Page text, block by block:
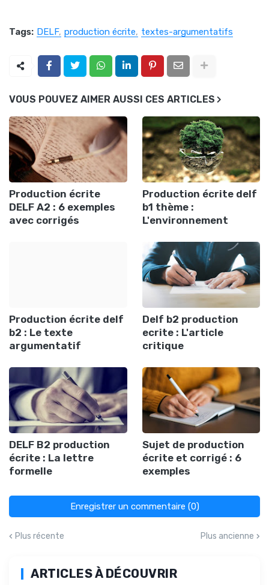
Tags: DELF production écrite textes-argumentatifs
VOUS POUVEZ AIMER AUSSI CES ARTICLES
Production écrite
DELF A2 : 6 exemples
avec corrigés
Production écrite delf
b1 thème :
L'environnement
Production écrite delf
b2 : Le texte
argumentatif
Delf b2 production
ecrite : L'article
critique
DELF B2 production
écrite : La lettre
formelle
Sujet de production
écrite et corrigé : 6
exemples
Enregistrer un commentaire (0)
Plus récente Plus ancienne
ARTICLES À DÉCOUVRIR